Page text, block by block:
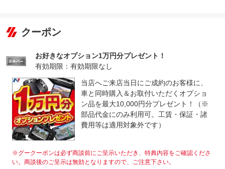
クーポン
お好きなオプション1万円分プレゼント！
有効期限：有効期限なし
当店へご来店当日にご成約のお客様に、
車と同時購入＆お取付いただくオプショ
ン品を最大10,000円分プレゼント！（※
部品代金にのみ利用可。工賃・保証・諸
費用等は適用対象外です）
※グークーポンは必ず商談前にご呈示いただき、特典内容をご確認くださ
い。商談後のご呈示は無効となりますので、ご注意下さい。